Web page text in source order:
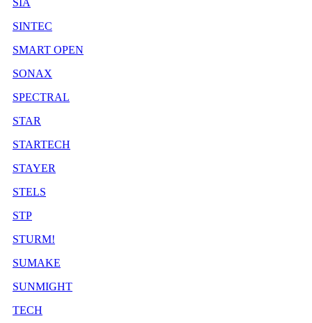
SIA
SINTEC
SMART OPEN
SONAX
SPECTRAL
STAR
STARTECH
STAYER
STELS
STP
STURM!
SUMAKE
SUNMIGHT
TECH